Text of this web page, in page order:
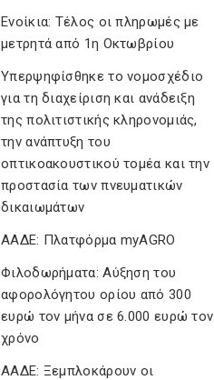
Ενοίκια: Τέλος οι πληρωμές με
μετρητά από 1η Οκτωβρίου
Υπερψηφίσθηκε το νομοσχέδιο
για τη διαχείριση και ανάδειξη
της πολιτιστικής κληρονομιάς,
την ανάπτυξη του
οπτικοακουστικού τομέα και την
προστασία των πνευματικών
δικαιωμάτων
ΑΑΔΕ: Πλατφόρμα myAGRO
Φιλοδωρήματα: Αύξηση του
αφορολόγητου ορίου από 300
ευρώ τον μήνα σε 6.000 ευρώ τον
χρόνο
ΑΑΔΕ: Ξεμπλοκάρουν οι